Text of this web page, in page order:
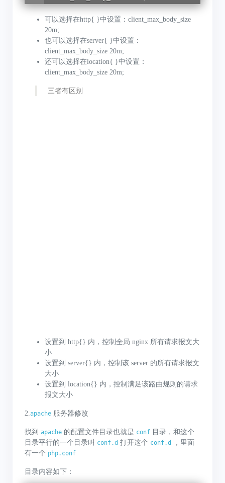
可以选择在http{ }中设置：client_max_body_size
20m;
也可以选择在server{ }中设置：
client_max_body_size 20m;
还可以选择在location{ }中设置：
client_max_body_size 20m;
三者有区别
设置到 http{} 内，控制全局 nginx 所有请求报文大
小
设置到 server{} 内，控制该 server 的所有请求报文
大小
设置到 location{} 内，控制满足该路由规则的请求
报文大小
2. apache 服务器修改
找到 apache 的配置文件目录也就是 conf 目录，和这个
目录平行的一个目录叫 conf.d 打开这个 conf.d
，里面
有一个 php.conf
目录内容如下：